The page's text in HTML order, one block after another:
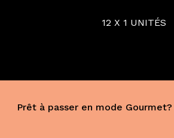
12 X 1 UNITÉS
Prêt à passer en mode Gourmet?